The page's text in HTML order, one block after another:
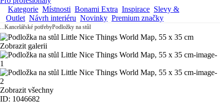
Kategorie Místnosti Bonami Extra Inspirace Slevy &
Outlet Návrh interiéru Novinky Premium značky
...Kancelářské potřebyPodložky na stůl
Zobrazit galerii
Zobrazit všechny
ID: 1046682